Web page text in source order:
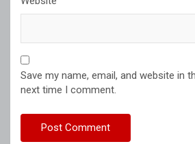
Save my name, email, and website in
next time I comment.